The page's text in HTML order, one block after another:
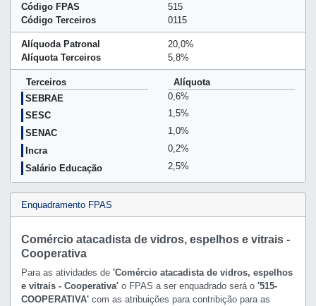
Código FPAS
515
Código Terceiros
0115
Alíquoda Patronal
20,0%
Alíquota Terceiros
5,8%
Terceiros
Alíquota
SEBRAE
0,6%
SESC
1,5%
SENAC
1,0%
Incra
0,2%
Salário Educação
2,5%
Enquadramento FPAS
Comércio atacadista de vidros, espelhos e vitrais -
Cooperativa
Para as atividades de 'Comércio atacadista de vidros, espelhos
e vitrais - Cooperativa'o FPAS a ser enquadrado será o '515-
COOPERATIVA'com as atribuições para contribição para as